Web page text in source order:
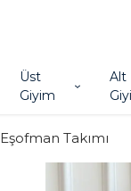
Üst
Giyim
Alt
Eşofman Takımı